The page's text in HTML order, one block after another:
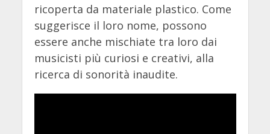
ricoperta da materiale plastico. Come
suggerisce il loro nome, possono
essere anche mischiate tra loro dai
musicisti più curiosi e creativi, alla
ricerca di sonorità inaudite.